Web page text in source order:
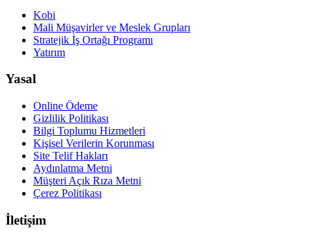
Kobi
Mali Müşavirler ve Meslek Grupları
Stratejik İş Ortağı Programı
Yatırım
Yasal
Online Ödeme
Gizlilik Politikası
Bilgi Toplumu Hizmetleri
Kişisel Verilerin Korunması
Site Telif Hakları
Aydınlatma Metni
Müşteri Açık Rıza Metni
Çerez Politikası
İletişim